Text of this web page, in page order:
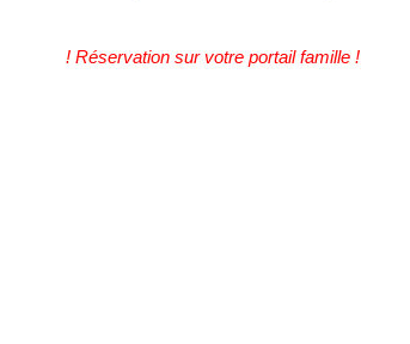
! Réservation sur votre portail famille !